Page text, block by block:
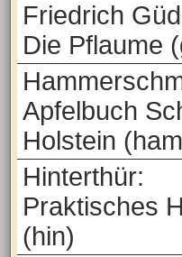
Friedrich
Die Pflaume
Apfelbuch
Holstein
Hinterthür:
Praktisches
(hin)